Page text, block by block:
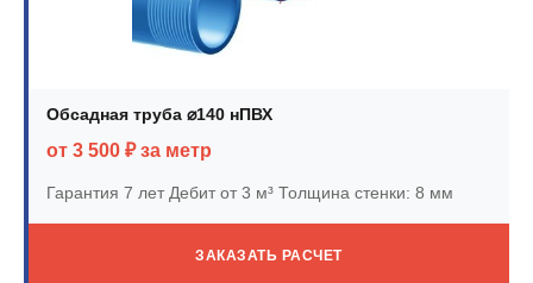
Обсадная труба ⌀140 нПВХ
от 3 500 ₽ за метр
Гарантия 7 летДебит от 3 м³ Толщина стенки: 8 мм
ЗАКАЗАТЬ РАСЧЕТ